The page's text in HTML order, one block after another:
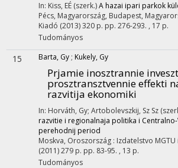
In: Kiss, EÉ (szerk.)A hazai ipari parkok
Pécs, Magyarország, Budapest,
Kiadó (2013)320 p. pp. 276-293. , 17 p.
Tudományos
15 Barta, Gy ; Kukely, Gy
Prjamie inosztrannie
prosztransztvennie effekti
razvitija ekonomiki
In: Horváth, Gy; Artobolevszkij, Sz Sz
razvitie i regionalnaja politika i
perehodnij period
Moskva, Oroszország : Izdatelstvo MGTU
(2011)279 p. pp. 83-95. , 13 p.
Tudományos